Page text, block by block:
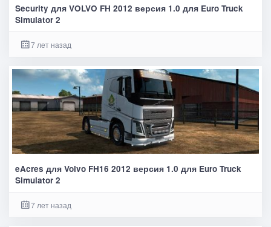
Security для VOLVO FH 2012 версия 1.0 для Euro Truck
Simulator 2
7 лет назад
eAcres для Volvo FH16 2012 версия 1.0 для Euro Truck
Simulator 2
7 лет назад